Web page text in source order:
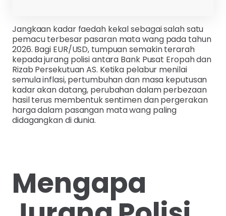
Jangkaan kadar faedah kekal sebagai salah satu
pemacu terbesar pasaran mata wang pada tahun
2026. Bagi EUR/USD, tumpuan semakin terarah
kepada jurang polisi antara Bank Pusat Eropah dan
Rizab Persekutuan AS. Ketika pelabur menilai
semula inflasi, pertumbuhan dan masa keputusan
kadar akan datang, perubahan dalam perbezaan
hasil terus membentuk sentimen dan pergerakan
harga dalam pasangan mata wang paling
didagangkan di dunia.
Mengapa